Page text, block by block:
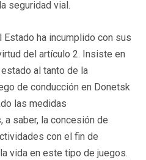
seguridad vial.
Estado ha incumplido con sus
del artículo 2. Insiste en
al tanto de la
de conducción en Donetsk
las medidas
saber, la concesión de
con el fin de
vida en este tipo de juegos.